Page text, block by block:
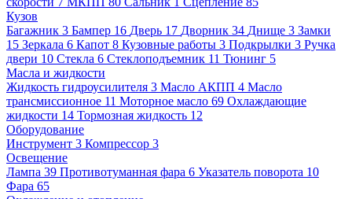
Кузов
Багажник 3 Бампер 16 Дверь 17 Дворник 34 Днище 3 Замки
15 Зеркала 6 Капот 8 Кузовные работы 3 Подкрылки 3 Ручка
двери 10 Стекла 6 Стеклоподъемник 11 Тюнинг 5
Масла и жидкости
Жидкость гидроусилителя 3 Масло АКПП 4 Масло
трансмиссионное 11 Моторное масло 69 Охлаждающие
жидкости 14 Тормозная жидкость 12
Оборудование
Инструмент 3 Компрессор 3
Освещение
Лампа 39 Противотуманная фара 6 Указатель поворота 10
Фара 65